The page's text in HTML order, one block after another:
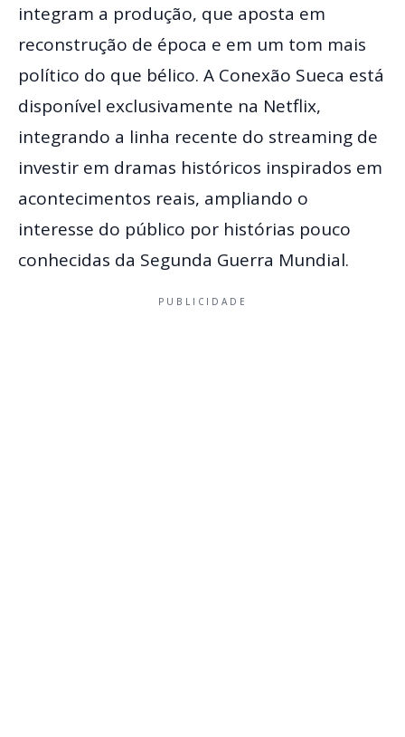
integram a produção, que aposta em
reconstrução de época e em um tom mais
político do que bélico. A Conexão Sueca está
disponível exclusivamente na Netflix,
integrando a linha recente do streaming de
investir em dramas históricos inspirados em
acontecimentos reais, ampliando o
interesse do público por histórias pouco
conhecidas da Segunda Guerra Mundial.
PUBLICIDADE